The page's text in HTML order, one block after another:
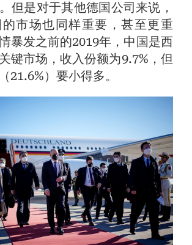
但是对于其他德国公司来说，
市场也同样重要，甚至更重
暴发之前的2019年，中国是西
键市场，收入份额为9.7%，但
21.6%）要小得多。